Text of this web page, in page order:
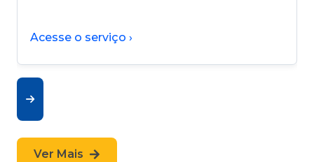
Acesse o serviço ›
Ver Mais